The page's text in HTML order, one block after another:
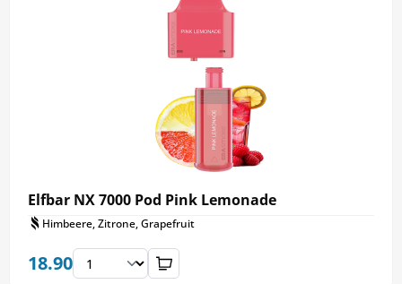
Elfbar NX 7000 Pod Pink Lemonade
Himbeere, Zitrone, Grapefruit
18.90